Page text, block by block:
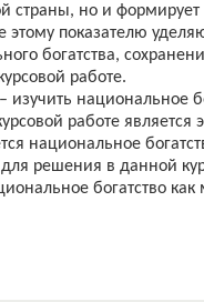
страны, но и
этому показателю
богатства,
работе.
изучить национальное
работе
национальное
решения в данной
богатство
структуру